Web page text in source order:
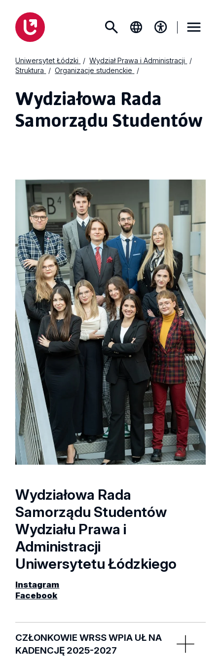
Uniwersytet Łódzki
Wydział Prawa i Administracji
Struktura
Organizacje studenckie
Wydziałowa Rada
Samorządu Studentów
Wydziałowa Rada
Samorządu Studentów
Wydziału Prawa i
Administracji
Uniwersytetu Łódzkiego
Instagram
Facebook
CZŁONKOWIE WRSS WPIA UŁ NA
KADENCJĘ 2025-2027